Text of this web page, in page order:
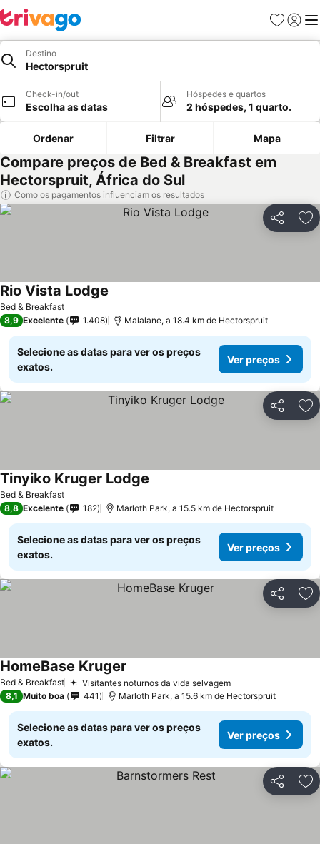
Favoritos
Iniciar
Destino
Hectorspruit
Check-in/out
Escolha as datas
Hóspedes e quartos
2 hóspedes, 1 quarto.
Ordenar Filtrar Mapa
Compare preços de Bed & Breakfast em
Hectorspruit, África do Sul
Como os pagamentos influenciam os resultados
Partilhar
Bed & Breakfast
Rio Vista Lodge
8,9 Excelente 1.408 Malalane, a 18.4 km de Hectorspruit
Selecione as datas para ver os preços
exatos.
Ver preços
Partilhar
Bed & Breakfast
Tinyiko Kruger Lodge
8,8 Excelente 182 Marloth Park, a 15.5 km de Hectorspruit
Selecione as datas para ver os preços
exatos.
Ver preços
Partilhar
Bed & Breakfast Visitantes noturnos da vida selvagemVer preços
HomeBase Kruger
8,1 Muito boa 441 Marloth Park, a 15.6 km de Hectorspruit
Selecione as datas para ver os preços
exatos.
Ver preços
Partilhar